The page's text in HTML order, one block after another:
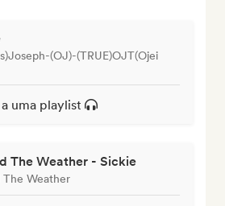
(OJ)-(TRUE)OJT(Ojei
uma playlist
The Weather - Sickie
The Weather